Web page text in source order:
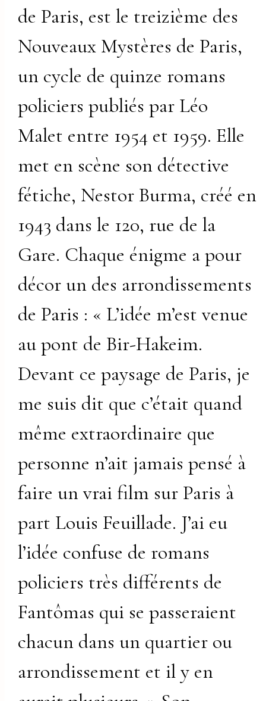
de Paris, est le treizième des
Nouveaux Mystères de Paris,
un cycle de quinze romans
policiers publiés par Léo
Malet entre 1954 et 1959. Elle
met en scène son détective
fétiche, Nestor Burma, créé en
1943 dans le 120, rue de la
Gare. Chaque énigme a pour
décor un des arrondissements
de Paris : « L’idée m’est venue
au pont de Bir-Hakeim.
Devant ce paysage de Paris, je
me suis dit que c’était quand
même extraordinaire que
personne n’ait jamais pensé à
faire un vrai film sur Paris à
part Louis Feuillade. J’ai eu
l’idée confuse de romans
policiers très différents de
Fantômas qui se passeraient
chacun dans un quartier ou
arrondissement et il y en